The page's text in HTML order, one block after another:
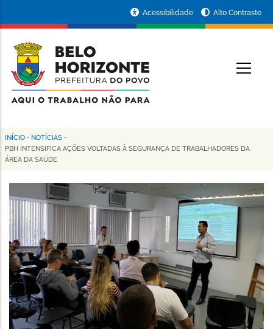
conteúdo
principal
da
Prefeitura
de
Horizonte
Acessibilidade Alto Contraste
Trilha
de
navegação
INÍCIO - NOTÍCIAS -
PBH INTENSIFICA AÇÕES VOLTADAS À SEGURANÇA DE TRABALHADORES DA
ÁREA DA SAÚDE